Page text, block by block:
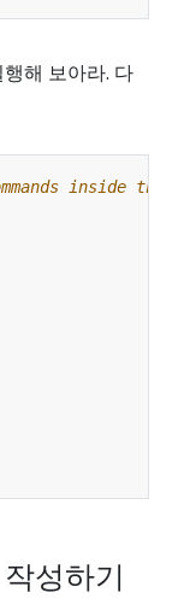
해 보아라. 다
inside the
성하기